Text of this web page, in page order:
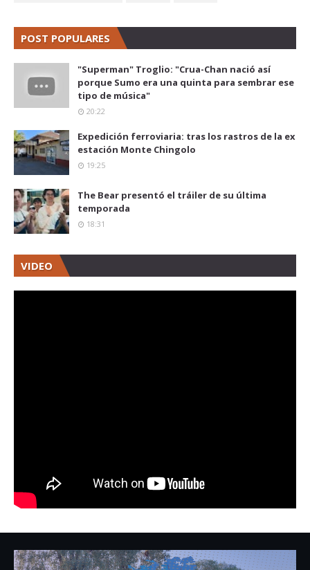
POST POPULARES
"Superman" Troglio: "Crua-Chan nació así
porque Sumo era una quinta para sembrar ese
tipo de música"
20:22
Expedición ferroviaria: tras los rastros de la ex
estación Monte Chingolo
19:25
The Bear presentó el tráiler de su última
temporada
18:31
VIDEO